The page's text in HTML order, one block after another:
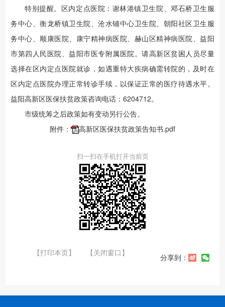
特别提醒。区内定点医院：谢林港镇卫生院、邓石桥卫生服
务中心、衡龙桥镇卫生院、沧水铺中心卫生院、朝阳社区卫生服
务中心、顺康医院、康宁精神病医院、赫山区精神病医院、益阳
市第四人民医院、益阳市医专附属医院。请高新区贫困人员尽量
选择在区内定点医院就诊，如遇重特大疾病确需转院的，及时在
区内定点医院办理正常转诊手续，以保证正常的医疗待遇水平。
益阳高新区医保扶贫政策咨询电话：6204712。
市级统筹之后政策如有变动另行公告。
附件：
高新区医保扶贫政策告知书.pdf
扫一扫在手机打开当前页
【打印本页】 【关闭窗口】 分享到：